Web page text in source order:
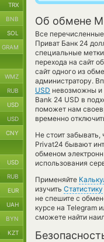
Об обмене
Все
Приват Банк 24
специальные
перехода на сайт
сайт одного из
администратору.
USD невозможны и
Bank 24 USD в
поможет нам
временно
Не стоит
Privat24 бывают
обменом
использования
Применяйте
изучить Статистику
не спешите с
курсе на Telegram
сможете найти
TRX
BNB
SOL
GRAM
WMZ
RUB
USD
USD
CNY
USD
RUB
EUR
UAH
BYN
KZT